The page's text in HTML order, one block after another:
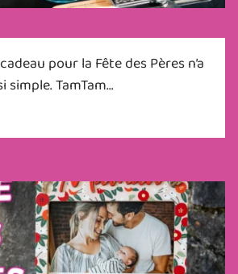
pour la Fête des Pères n’a
TamTam...